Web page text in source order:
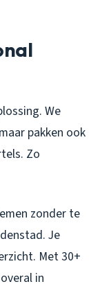
We
pakken ook
Zo
zonder te
Je
Met 30+
in